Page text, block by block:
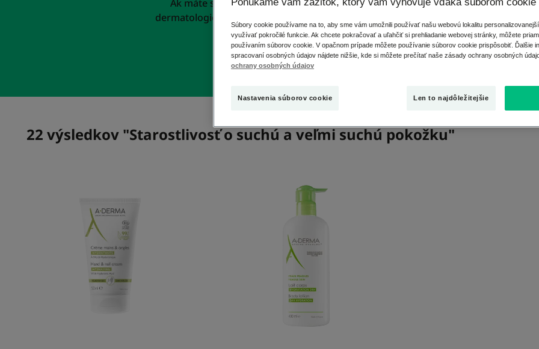
Ak máte suchú alebo veľmi suchú pokožku, objavte našu ponuku vyživujúcich
dermatologickým ovsom Rhealba® pochádzajúcim z ekologického
alebo sprej; textúru si zvoľte sami podľa svojich potrieb.
22 výsledkov "Starostlivosť o suchú a veľmi suchú pokožku"
na
ruky
nechty
telové
mlieko
-
hodinová
hydratácia
Súbory cookie používame na to, aby sme vám umožnili používať našu webovú lokalitu
využívať pokročilé funkcie. Ak chcete pokračovať a uľahčiť si prehliadanie webovej stránky, môžete
používaním súborov cookie. V opačnom prípade môžete používanie súborov cookie prispôsobiť. Ďalšie
spracovaní osobných údajov nájdete nižšie, kde si môžete prečítať naše zásady ochrany osobných
ochrany osobných údajov
Nastavenia súborov cookie Len to najdôležitejšie